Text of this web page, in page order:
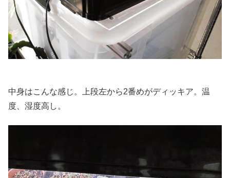
中身はこんな感じ。上段左から2番めがディッキア。温
度、湿度高し。